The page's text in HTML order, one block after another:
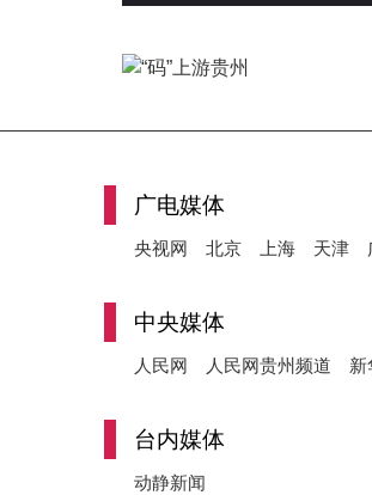
广电媒体
央视网 北京 上海 天津
中央媒体
人民网 人民网贵州频道 新
台内媒体
动静新闻